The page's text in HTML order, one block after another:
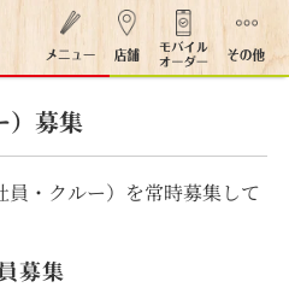
）募集
・クルー）を常時募集して
募集